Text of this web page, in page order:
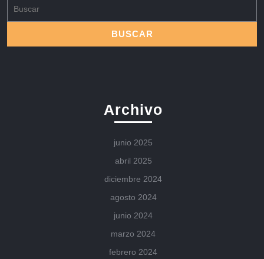
Archivo
junio 2025
abril 2025
diciembre 2024
agosto 2024
junio 2024
marzo 2024
febrero 2024